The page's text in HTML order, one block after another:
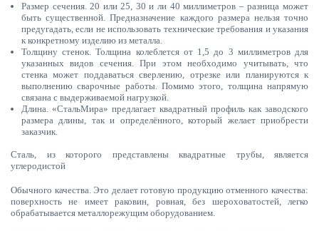
Размер сечения. 20 или 25, 30 и ли 40 миллиметров – разница может
быть существенной. Предназначение каждого размера нельзя точно
предугадать, если не использовать технические требования и указания
к конкретному изделию из металла.
Толщину стенок. Толщина колеблется от 1,5 до 3 миллиметров для
указанных видов сечения. При этом необходимо учитывать, что
стенка может поддаваться сверлению, отрезке или планируются к
выполнению сварочные работы. Помимо этого, толщина напрямую
связана с выдерживаемой нагрузкой.
Длина. «СтальМира» предлагает квадратный профиль как заводского
размера длины, так и определённого, который желает приобрести
заказчик.
Сталь, из которого представлены квадратные трубы, является
углеродистой
Обычного качества. Это делает готовую продукцию отменного качества:
поверхность не имеет раковин, ровная, без шероховатостей, легко
обрабатывается металлорежущим оборудованием.